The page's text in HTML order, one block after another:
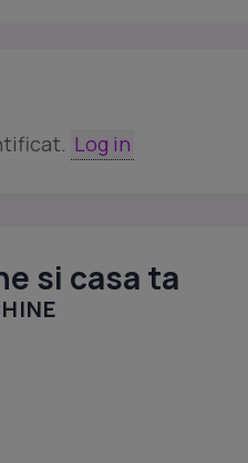
Log in
si casa ta